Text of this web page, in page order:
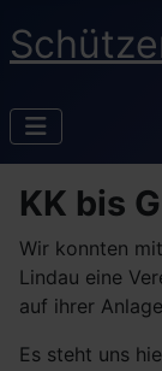
KK bis
Wir konnten
Lindau eine
auf ihrer
Es steht uns